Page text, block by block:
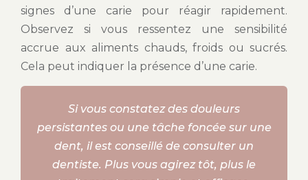
signes d’une carie pour réagir rapidement.
Observez si vous ressentez une sensibilité
accrue aux aliments chauds, froids ou sucrés.
Cela peut indiquer la présence d’une carie.
Si vous constatez des douleurs
persistantes ou une tâche foncée sur une
dent, il est conseillé de consulter un
dentiste. Plus vous agirez tôt, plus le